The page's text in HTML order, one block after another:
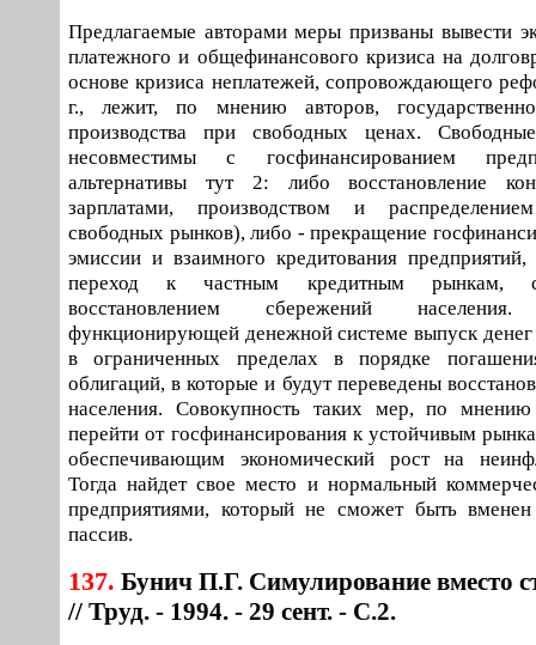
Предлагаемые авторами меры призваны вывести
платежного и общефинансового кризиса на
основе кризиса неплатежей, сопровождающего
г., лежит, по мнению авторов,
производства при свободных ценах.
несовместимы с госфинансированием
альтернативы тут 2: либо восстановление
зарплатами, производством и
свободных рынков), либо - прекращение
эмиссии и взаимного кредитования
переход к частным кредитным рынкам,
восстановлением сбережений
функционирующей денежной системе выпуск денег
в ограниченных пределах в порядке
облигаций, в которые и будут переведены
населения. Совокупность таких мер, по мнению
перейти от госфинансирования к устойчивым
обеспечивающим экономический рост на
Тогда найдет свое место и нормальный
предприятиями, который не сможет быть вменен
пассив.
137. Бунич П.Г. Симулирование вместо
// Труд. - 1994. - 29 сент. - С.2.